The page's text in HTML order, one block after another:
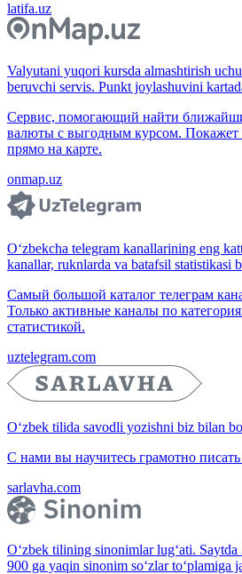
latifa.uz
Valyutani yuqori kursda almashtirish
beruvchi servis. Punkt joylashuvini
Сервис, помогающий найти
валюты с выгодным курсом. Покажет
прямо на карте.
onmap.uz
O‘zbekcha telegram kanallarining eng
kanallar, ruknlarda va batafsil statistikasi
Самый большой каталог телеграм
Только активные каналы по
статистикой.
uztelegram.com
O‘zbek tilida savodli yozishni biz bilan
С нами вы научитесь грамотно писать
sarlavha.com
O‘zbek tilining sinonimlar lug‘ati. Saytda
900 ga yaqin sinonim so‘zlar to‘plamiga